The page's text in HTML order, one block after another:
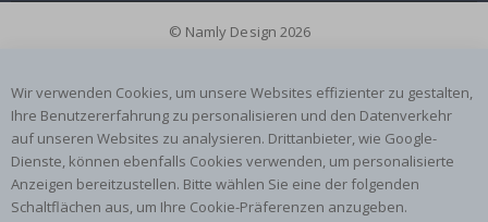
© Namly Design 2026
Wir verwenden Cookies, um unsere Websites effizienter zu gestalten,
Ihre Benutzererfahrung zu personalisieren und den Datenverkehr
auf unseren Websites zu analysieren. Drittanbieter, wie Google-
Dienste, können ebenfalls Cookies verwenden, um personalisierte
Anzeigen bereitzustellen. Bitte wählen Sie eine der folgenden
Schaltflächen aus, um Ihre Cookie-Präferenzen anzugeben.